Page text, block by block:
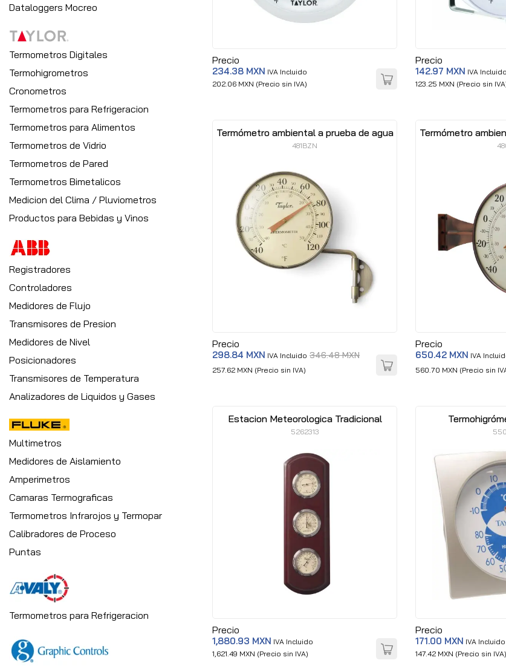
Dataloggers Mocreo
Termometros Digitales
Termohigrometros
Cronometros
Termometros para Refrigeracion
Termometros para Alimentos
Termometros de Vidrio
Termometros de Pared
Termometros Bimetalicos
Medicion del Clima / Pluviometros
Productos para Bebidas y Vinos
Registradores
Controladores
Medidores de Flujo
Transmisores de Presion
Medidores de Nivel
Posicionadores
Transmisores de Temperatura
Analizadores de Liquidos y Gases
Multimetros
Medidores de Aislamiento
Amperimetros
Camaras Termograficas
Termometros Infrarojos y Termopar
Calibradores de Proceso
Puntas
Termometros para Refrigeracion
Precio
234.38 MXN IVA Incluido
202.06 MXN (Precio sin IVA)
Precio
142.97 MXN IVA Incluido
123.25 MXN (Precio sin
Termómetro ambiental a prueba de agua
481BZN
Precio
298.84 MXN IVA Incluido 346.48 MXN
257.62 MXN (Precio sin IVA)
Termómetro
Precio
650.42 MXN IVA
560.70 MXN (Precio sin
Estacion Meteorologica Tradicional
5262313
Precio
1,880.93 MXN IVA Incluido
1,621.49 MXN (Precio sin IVA)
Precio
171.00 MXN IVA Incluido
147.42 MXN (Precio sin IVA)